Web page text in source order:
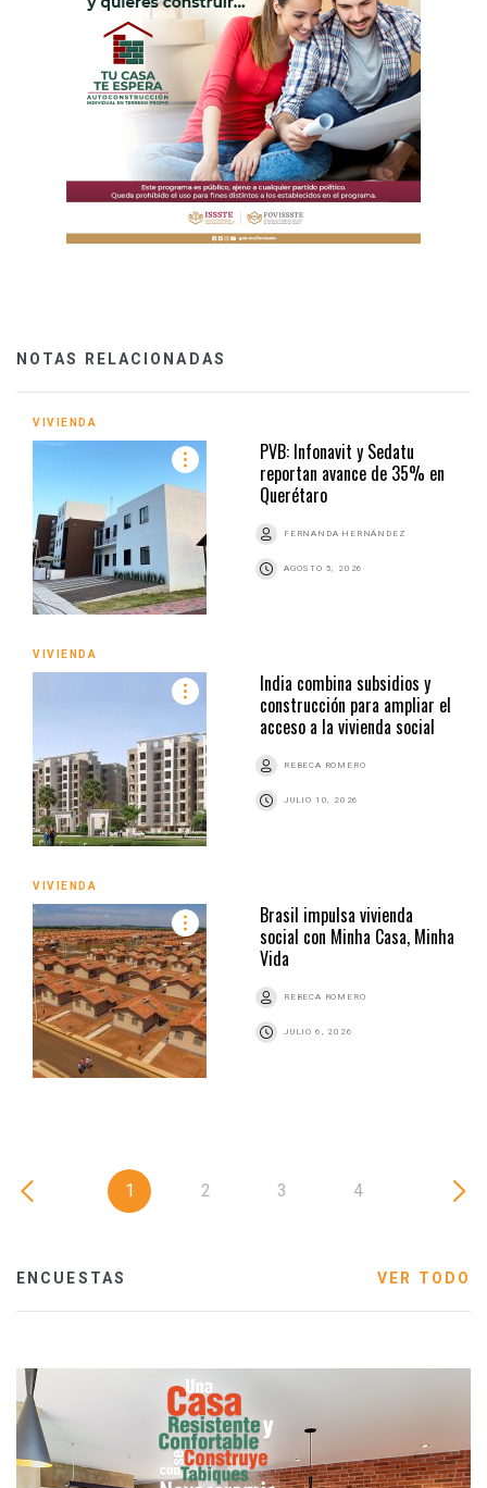
NOTAS RELACIONADAS
VIVIENDA
PVB: Infonavit y Sedatu
reportan avance de 35% en
Querétaro
FERNANDA HERNÁNDEZ
AGOSTO 5, 2026
VIVIENDA
India combina subsidios y
construcción para ampliar el
acceso a la vivienda social
REBECA ROMERO
JULIO 10, 2026
VIVIENDA
Brasil impulsa vivienda
social con Minha Casa, Minha
Vida
REBECA ROMERO
JULIO 6, 2026
1 2 3 4
ENCUESTAS VER TODO